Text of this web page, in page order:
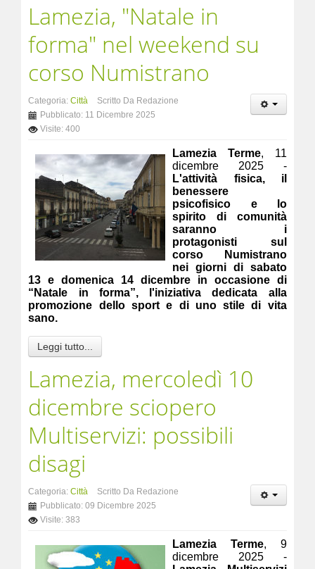
Lamezia, "Natale in
forma" nel weekend su
corso Numistrano
Categoria:Città
Scritto Da Redazione
Pubblicato: 11 Dicembre 2025
Visite: 400
Lamezia Terme, 11
dicembre 2025 -
L'attività fisica, il
benessere
psicofisico e lo
spirito di comunità
saranno i
protagonisti sul
corso Numistrano
nei giorni di sabato
13 e domenica 14 dicembre in occasione di
“Natale in forma”, l'iniziativa dedicata alla
promozione dello sport e di uno stile di vita
sano.
Leggi tutto...
Lamezia, mercoledì 10
dicembre sciopero
Multiservizi: possibili
disagi
Categoria:Città
Scritto Da Redazione
Pubblicato: 09 Dicembre 2025
Visite: 383
Lamezia Terme, 9
dicembre 2025 -